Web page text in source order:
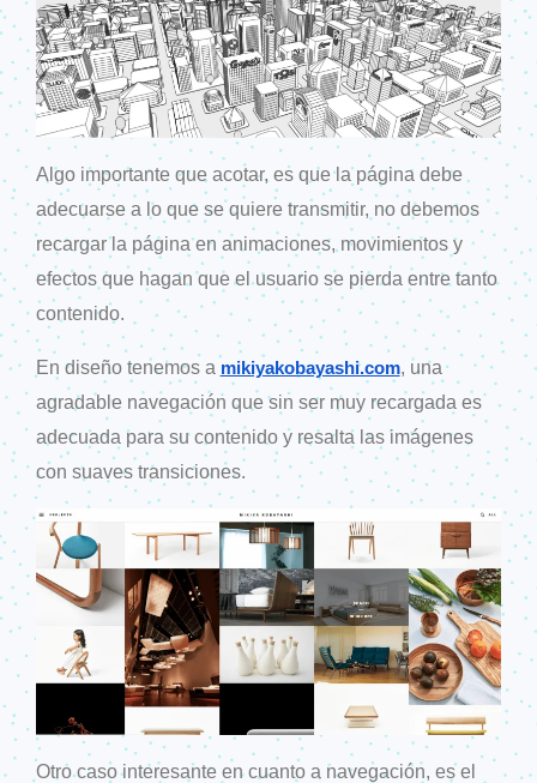
Algo importante que acotar, es que la página debe
adecuarse a lo que se quiere transmitir, no debemos
recargar la página en animaciones, movimientos y
efectos que hagan que el usuario se pierda entre tanto
contenido.
En diseño tenemos a mikiyakobayashi.com, una
agradable navegación que sin ser muy recargada es
adecuada para su contenido y resalta las imágenes
con suaves transiciones.
Otro caso interesante en cuanto a navegación, es el